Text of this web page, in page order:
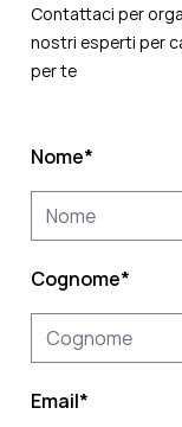
Contattaci per
nostri esperti per
per te
Nome*
Cognome*
Email*